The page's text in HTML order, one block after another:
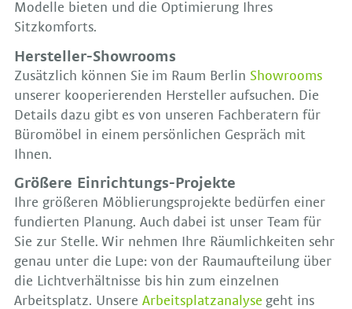
Modelle bieten und die Optimierung Ihres
Sitzkomforts.
Hersteller-Showrooms
Zusätzlich können Sie im Raum Berlin Showrooms
unserer kooperierenden Hersteller aufsuchen. Die
Details dazu gibt es von unseren Fachberatern für
Büromöbel in einem persönlichen Gespräch mit
Ihnen.
Größere Einrichtungs-Projekte
Ihre größeren Möblierungsprojekte bedürfen einer
fundierten Planung. Auch dabei ist unser Team für
Sie zur Stelle. Wir nehmen Ihre Räumlichkeiten sehr
genau unter die Lupe: von der Raumaufteilung über
die Lichtverhältnisse bis hin zum einzelnen
Arbeitsplatz. Unsere Arbeitsplatzanalyse geht ins